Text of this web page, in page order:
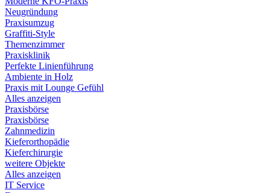
Neugründung
Praxisumzug
Graffiti-Style
Themenzimmer
Praxisklinik
Perfekte Linienführung
Ambiente in Holz
Praxis mit Lounge Gefühl
Alles anzeigen
Praxisbörse
Praxisbörse
Zahnmedizin
Kieferorthopädie
Kieferchirurgie
weitere Objekte
Alles anzeigen
IT Service